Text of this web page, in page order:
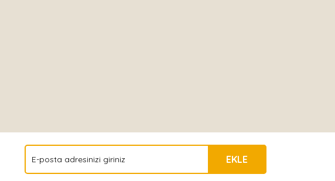
EKLE